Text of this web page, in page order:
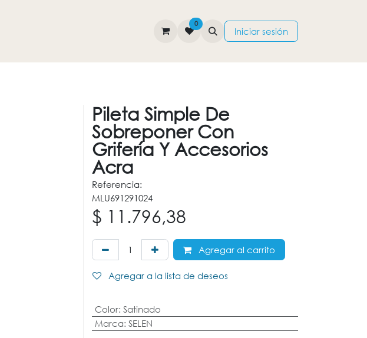
CONTÁCTENOS
0
Iniciar sesión
Pileta Simple De
Sobreponer Con
Grifería Y Accesorios
Acra
Referencia:
MLU691291024
$ 11.796,38
Agregar al carrito
Agregar a la lista de deseos
Color: Satinado
Marca: SELEN